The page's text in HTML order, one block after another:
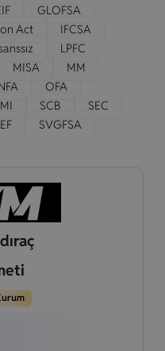
GLOFSA
Act
IFCSA
LPFC
MISA
MM
OFA
SCB
SEC
SVGFSA